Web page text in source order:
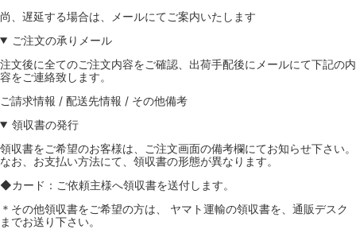
尚、遅延する場合は、メールにてご案内いたします
ご注文の承りメール
注文後に全てのご注文内容をご確認、出荷手配後にメールにて下記の内
容をご連絡致します。
ご請求情報 / 配送先情報 / その他備考
領収書の発行
領収書をご希望のお客様は、ご注文画面の備考欄にてお知らせ下さい。
なお、お支払い方法にて、領収書の形態が異なります。
◆カード：ご依頼主様へ領収書を送付します。
＊その他領収書をご希望の方は、 ヤマト運輸の領収書を、通販デスク
までお送り下さい。